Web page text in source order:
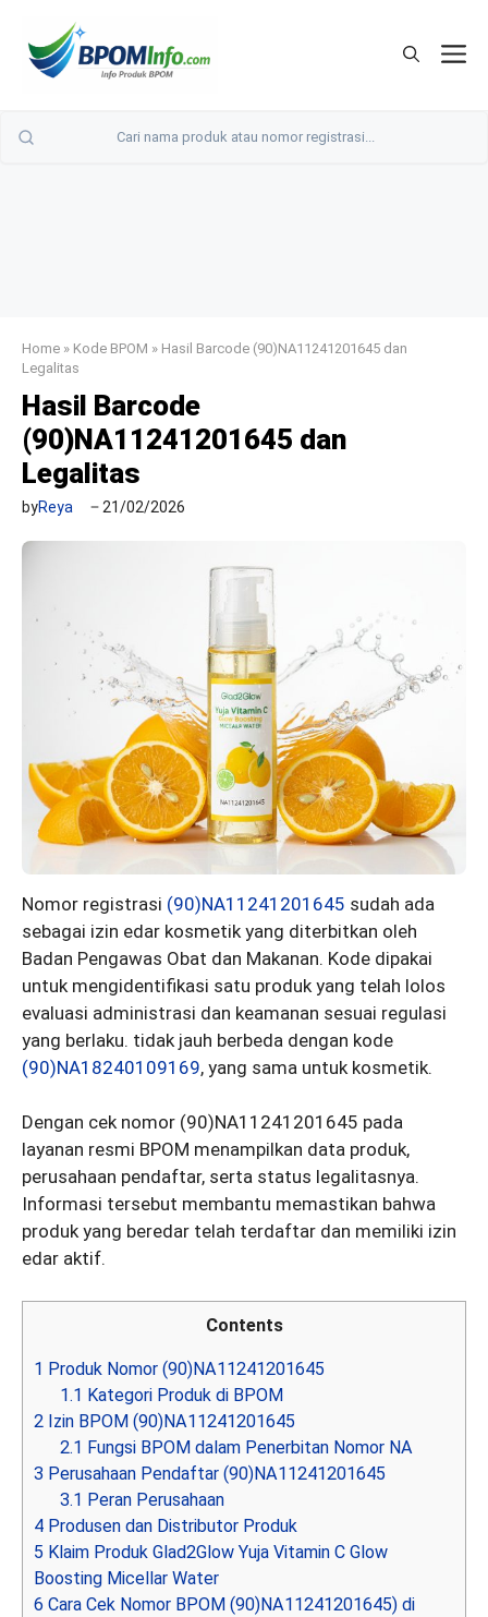
Home » Kode BPOM » Hasil Barcode (90)NA11241201645 dan
Legalitas
Hasil Barcode
(90)NA11241201645 dan
Legalitas
byReya 21/02/2026
Nomor registrasi (90)NA11241201645 sudah ada
sebagai izin edar kosmetik yang diterbitkan oleh
Badan Pengawas Obat dan Makanan. Kode dipakai
untuk mengidentifikasi satu produk yang telah lolos
evaluasi administrasi dan keamanan sesuai regulasi
yang berlaku. tidak jauh berbeda dengan kode
(90)NA18240109169, yang sama untuk kosmetik.
Dengan cek nomor (90)NA11241201645 pada
layanan resmi BPOM menampilkan data produk,
perusahaan pendaftar, serta status legalitasnya.
Informasi tersebut membantu memastikan bahwa
produk yang beredar telah terdaftar dan memiliki izin
edar aktif.
Contents
1 Produk Nomor (90)NA11241201645
1.1 Kategori Produk di BPOM
2 Izin BPOM (90)NA11241201645
2.1 Fungsi BPOM dalam Penerbitan Nomor NA
3 Perusahaan Pendaftar (90)NA11241201645
3.1 Peran Perusahaan
4 Produsen dan Distributor Produk
5 Klaim Produk Glad2Glow Yuja Vitamin C Glow
Boosting Micellar Water
6 Cara Cek Nomor BPOM (90)NA11241201645) di